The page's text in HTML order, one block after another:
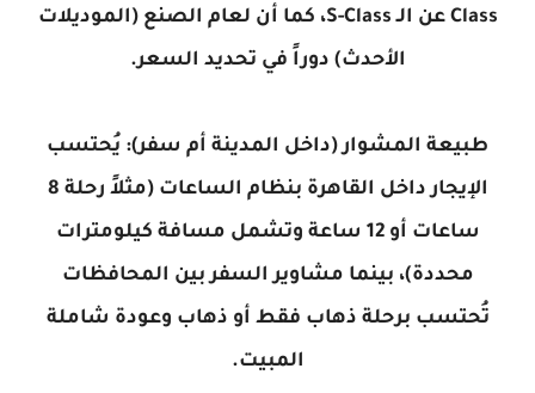
Class عن الـ S-Class، كما أن لعام الصنع (الموديلات
الأحدث) دوراً في تحديد السعر.
طبيعة المشوار (داخل المدينة أم سفر): يُحتسب
الإيجار داخل القاهرة بنظام الساعات (مثلاً رحلة 8
ساعات أو 12 ساعة وتشمل مسافة كيلومترات
محددة)، بينما مشاوير السفر بين المحافظات
تُحتسب برحلة ذهاب فقط أو ذهاب وعودة شاملة
المبيت.